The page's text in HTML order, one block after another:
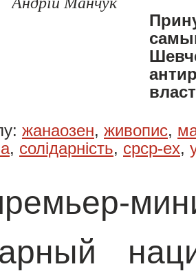
жанаозен, живопис,
, солідарність, срср-ex,